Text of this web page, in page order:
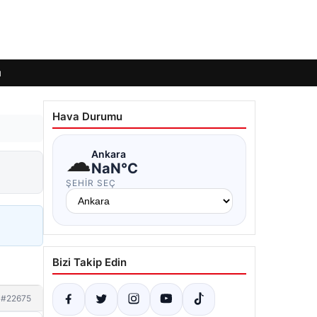
#22675
Hava Durumu
☁Ankara
NaN°C
ŞEHIR SEÇ
Bizi Takip Edin